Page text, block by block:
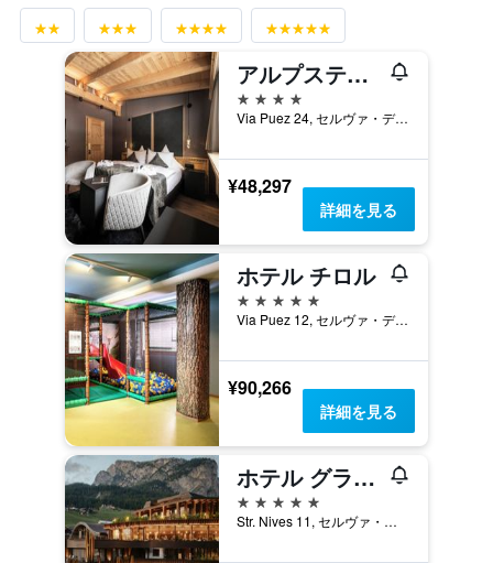
アルプステイ - ホテル アカディア - アダルツ オンリー
4つ星
Via Puez 24, セルヴァ・ディ・ヴァル・ガルデーナ, アルト・アディジェ, イタリア
¥48,297
詳細を見る
ホテル チロル
5つ星
Via Puez 12, セルヴァ・ディ・ヴァル・ガルデーナ, アルト・アディジェ, イタリア
¥90,266
詳細を見る
ホテル グランバイタ ドロミテス
5つ星
Str. Nives 11, セルヴァ・ディ・ヴァル・ガルデーナ, アルト・アディジェ, イタリア